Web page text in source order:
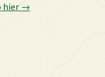
hier →